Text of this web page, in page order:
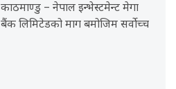
काठमाण्डु – नेपाल इन्भेस्टमेन्ट मेगा
बैंक लिमिटेडको माग बमोजिम सर्वोच्च